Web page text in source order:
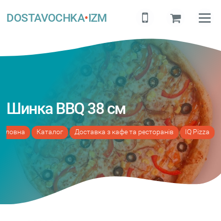
DOSTAVOCHKA•IZM
Шинка BBQ 38 см
Каталог Доставка з кафе та ресторанів IQ Pizza